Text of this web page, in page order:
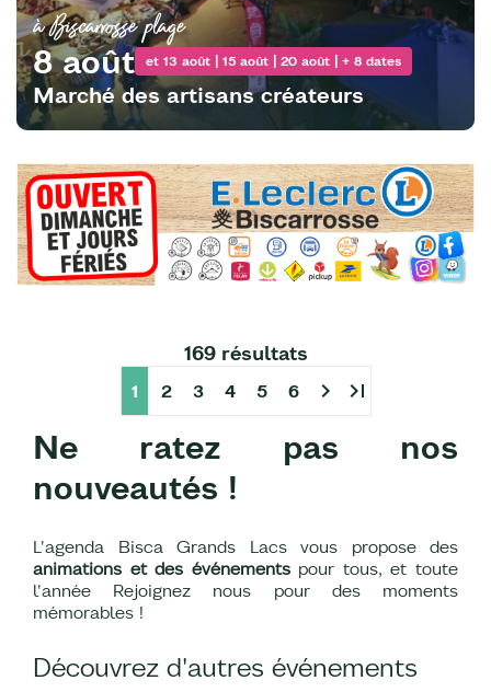
à Biscarrosse plage
8 août et 13 août | 15 août | 20 août | + 8 dates
Marché des artisans créateurs
169 résultats
1 2 3 4 5 6 chevron_right last_page
Ne ratez pas nos
nouveautés !
L'agenda Bisca Grands Lacs vous propose des
animations et des événements pour tous, et toute
l'année Rejoignez nous pour des moments
mémorables !
Découvrez d'autres événements